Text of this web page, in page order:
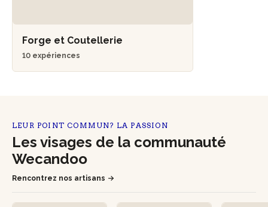
Forge et Coutellerie
10 expériences
LEUR POINT COMMUN? LA PASSION
Les visages de la communauté
Wecandoo
Rencontrez nos artisans